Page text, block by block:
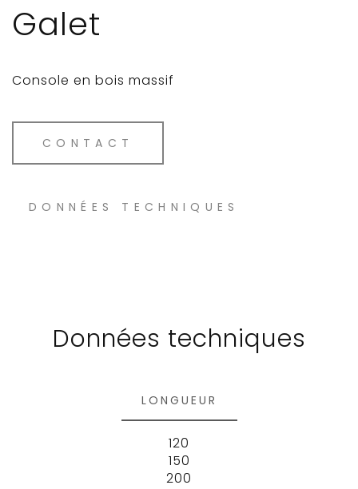
Galet
Console en bois massif
CONTACT
DONNÉES TECHNIQUES
Données techniques
LONGUEUR
120
150
200